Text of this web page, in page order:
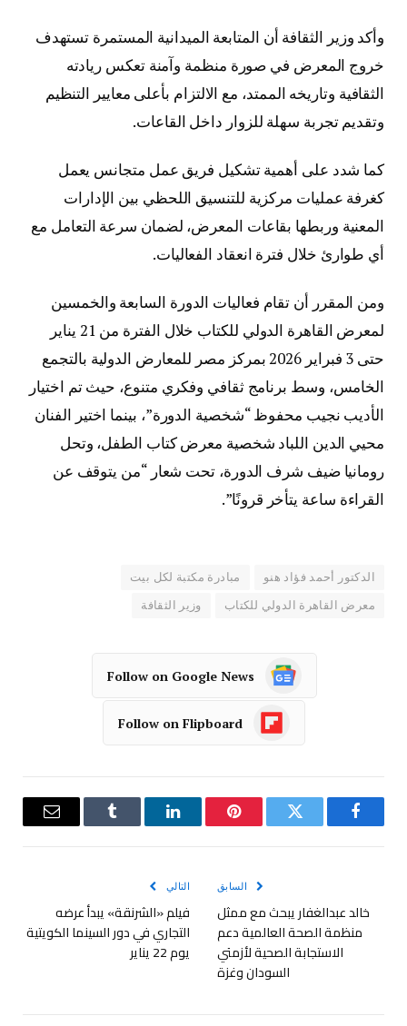
وأكد وزير الثقافة أن المتابعة الميدانية المستمرة تستهدف
خروج المعرض في صورة منظمة وآمنة تعكس ريادته
الثقافية وتاريخه الممتد، مع الالتزام بأعلى معايير التنظيم
وتقديم تجربة سهلة للزوار داخل القاعات.
كما شدد على أهمية تشكيل فريق عمل متجانس يعمل
كغرفة عمليات مركزية للتنسيق اللحظي بين الإدارات
المعنية وربطها بقاعات المعرض، لضمان سرعة التعامل مع
أي طوارئ خلال فترة انعقاد الفعاليات.
ومن المقرر أن تقام فعاليات الدورة السابعة والخمسين
لمعرض القاهرة الدولي للكتاب خلال الفترة من 21 يناير
حتى 3 فبراير 2026 بمركز مصر للمعارض الدولية بالتجمع
الخامس، وسط برنامج ثقافي وفكري متنوع، حيث تم اختيار
الأديب نجيب محفوظ “شخصية الدورة”، بينما اختير الفنان
محيي الدين اللباد شخصية معرض كتاب الطفل، وتحل
رومانيا ضيف شرف الدورة، تحت شعار “من يتوقف عن
القراءة ساعة يتأخر قرونًا”.
الدكتور أحمد فؤاد هنو مبادرة مكتبة لكل بيت
معرض القاهرة الدولي للكتاب وزير الثقافة
Follow on Google News
Follow on Flipboard
فيسبوك تويتر بينتيريستلينكدإن Tumblr
البريد
السابق
خالد عبدالغفار يبحث مع ممثل
منظمة الصحة العالمية دعم
الاستجابة الصحية لأزمتي
السودان وغزة
التالي
فيلم «الشرنقة» يبدأ عرضه
التجاري في دور السينما الكويتية
يوم 22 يناير